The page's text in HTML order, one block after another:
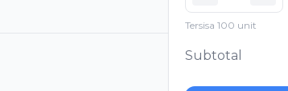
Tersisa 100 unit
Subtotal